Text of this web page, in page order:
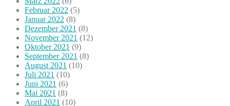
Februar 2022 (5)
Januar 2022 (8)
Dezember 2021 (8)
November 2021 (12)
Oktober 2021 (9)
September 2021 (8)
August 2021 (10)
Juli 2021 (10)
Juni 2021 (6)
Mai 2021 (8)
April 2021 (10)